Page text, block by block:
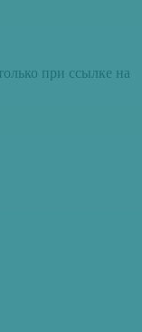
при ссылке на